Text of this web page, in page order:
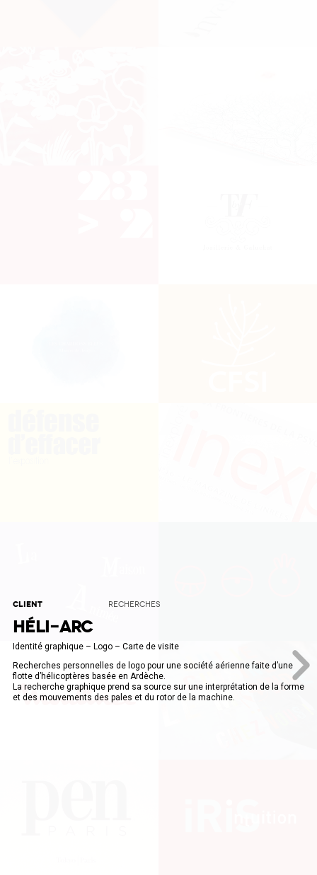
CLIENT RECHERCHES
HÉLI-ARC
Identité graphique – Logo – Carte de visite
Recherches personnelles de logo pour une société aérienne faite d’une
flotte d’hélicoptères basée en Ardèche.
La recherche graphique prend sa source sur une interprétation de la forme
et des mouvements des pales et du rotor de la machine.